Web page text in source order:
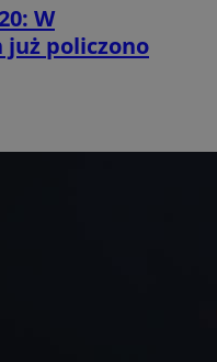
W
już policzono